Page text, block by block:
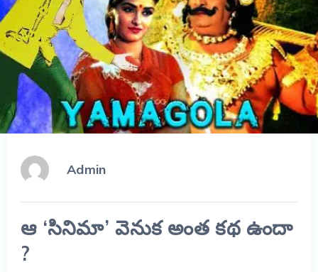
Admin
ఆ ‘సినిమా’ వెనుక అంత కథ ఉందా
?